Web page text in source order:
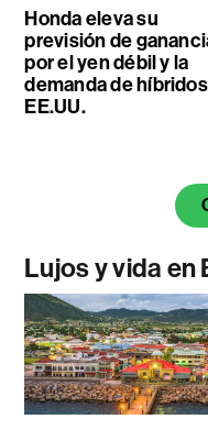
Honda eleva su
previsión de
por el yen débil y la
demanda de
EE.UU.
Lujos y vida en